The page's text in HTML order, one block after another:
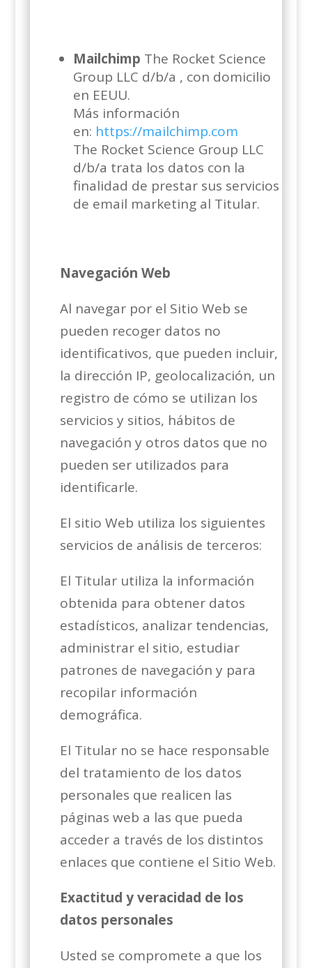
Mailchimp The Rocket Science
Group LLC d/b/a , con domicilio
en EEUU.
Más información
en: https://mailchimp.com
The Rocket Science Group LLC
d/b/a trata los datos con la
finalidad de prestar sus servicios
de email marketing al Titular.
Navegación Web
Al navegar por el Sitio Web se
pueden recoger datos no
identificativos, que pueden incluir,
la dirección IP, geolocalización, un
registro de cómo se utilizan los
servicios y sitios, hábitos de
navegación y otros datos que no
pueden ser utilizados para
identificarle.
El sitio Web utiliza los siguientes
servicios de análisis de terceros:
El Titular utiliza la información
obtenida para obtener datos
estadísticos, analizar tendencias,
administrar el sitio, estudiar
patrones de navegación y para
recopilar información
demográfica.
El Titular no se hace responsable
del tratamiento de los datos
personales que realicen las
páginas web a las que pueda
acceder a través de los distintos
enlaces que contiene el Sitio Web.
Exactitud y veracidad de los
datos personales
Usted se compromete a que los